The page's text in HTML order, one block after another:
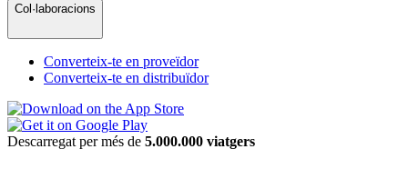
Col·laboracions
Converteix-te en proveïdor
Converteix-te en distribuïdor
Descarregat per més de 5.000.000 viatgers